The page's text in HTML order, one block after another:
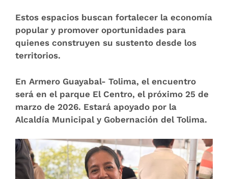
Estos espacios buscan fortalecer la economía
popular y promover oportunidades para
quienes construyen su sustento desde los
territorios.
En Armero Guayabal- Tolima, el encuentro
será en el parque El Centro, el próximo 25 de
marzo de 2026. Estará apoyado por la
Alcaldía Municipal y Gobernación del Tolima.